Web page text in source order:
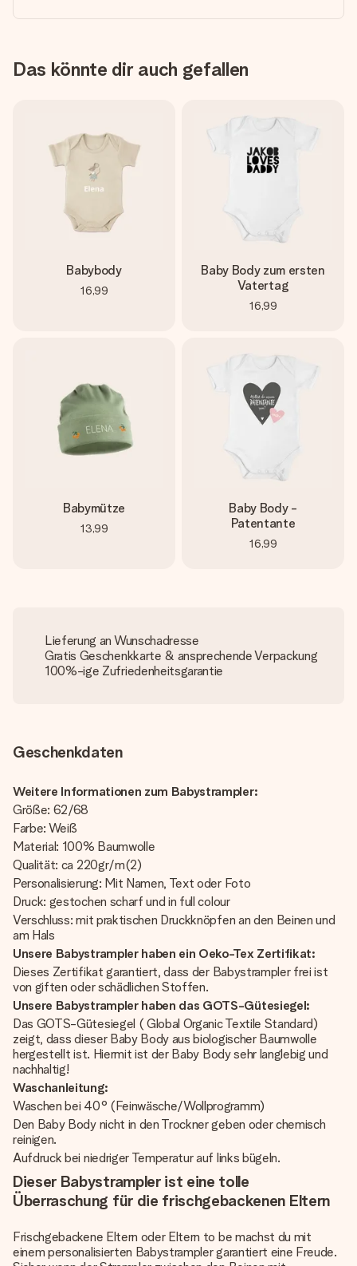
Das könnte dir auch gefallen
Babybody
16,99
Baby Body zum ersten
Vatertag
16,99
Babymütze
13,99
Baby Body -
Patentante
16,99
Lieferung an Wunschadresse
Gratis Geschenkkarte & ansprechende Verpackung
100%-ige Zufriedenheitsgarantie
Geschenkdaten
Weitere Informationen zum Babystrampler:
Größe: 62/68
Farbe: Weiß
Material: 100% Baumwolle
Qualität: ca 220gr/m(2)
Personalisierung: Mit Namen, Text oder Foto
Druck: gestochen scharf und in full colour
Verschluss: mit praktischen Druckknöpfen an den Beinen und
am Hals
Unsere Babystrampler haben ein Oeko-Tex Zertifikat:
Dieses Zertifikat garantiert, dass der Babystrampler frei ist
von giften oder schädlichen Stoffen.
Unsere Babystrampler haben das GOTS-Gütesiegel:
Das GOTS-Gütesiegel ( Global Organic Textile Standard)
zeigt, dass dieser Baby Body aus biologischer Baumwolle
hergestellt ist. Hiermit ist der Baby Body sehr langlebig und
nachhaltig!
Waschanleitung:
Waschen bei 40° (Feinwäsche/Wollprogramm)
Den Baby Body nicht in den Trockner geben oder chemisch
reinigen.
Aufdruck bei niedriger Temperatur auf links bügeln.
Dieser Babystrampler ist eine tolle
Überraschung für die frischgebackenen Eltern
Frischgebackene Eltern oder Eltern to be machst du mit
einem personalisierten Babystrampler garantiert eine Freude.